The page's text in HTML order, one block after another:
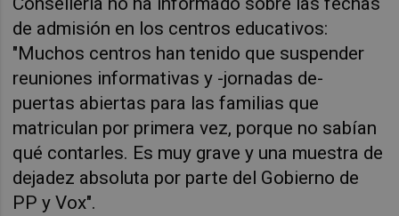
de admisión en los centros educativos:
"Muchos centros han tenido que suspender
reuniones informativas y -jornadas de-
puertas abiertas para las familias que
matriculan por primera vez, porque no sabían
qué contarles. Es muy grave y una muestra de
dejadez absoluta por parte del Gobierno de
PP y Vox".